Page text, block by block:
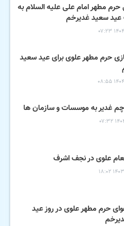
حرم مطهر امام علی علیه السلام به
سعید غدیرخم
۰۷:۲۳
حرم مطهر علوی برای عید سعید
۰۸:۵۵
غدیر به موسسات و سازمان ها
علوی در نجف اشرف
۱۸:۰۲
حرم مطهر علوی در روز عید